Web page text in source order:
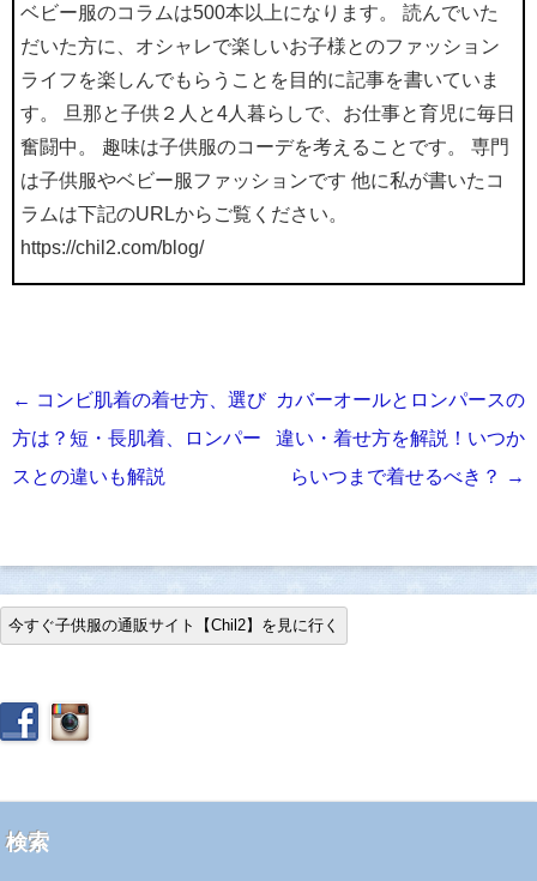
ベビー服のコラムは500本以上になります。 読んでいた
だいた方に、オシャレで楽しいお子様とのファッション
ライフを楽しんでもらうことを目的に記事を書いていま
す。 旦那と子供２人と4人暮らしで、お仕事と育児に毎日
奮闘中。 趣味は子供服のコーデを考えることです。 専門
は子供服やベビー服ファッションです 他に私が書いたコ
ラムは下記のURLからご覧ください。
https://chil2.com/blog/
投
稿
ナ
ー
シ
ン
← コンビ肌着の着せ方、選び
方は？短・長肌着、ロンパー
スとの違いも解説
カバーオールとロンパースの
違い・着せ方を解説！いつか
らいつまで着せるべき？
→
今すぐ子供服の通販サイト【Chil2】を見に行く
検索